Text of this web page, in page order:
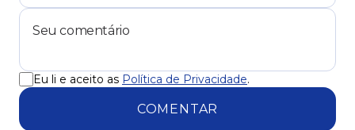
Eu li e aceito as Política de Privacidade.
COMENTAR